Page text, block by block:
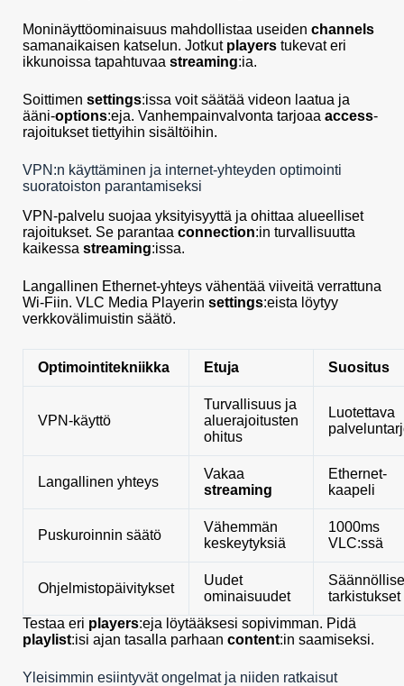
Moninäyttöominaisuus mahdollistaa useiden channels
samanaikaisen katselun. Jotkut players tukevat eri
ikkunoissa tapahtuvaa streaming:ia.
Soittimen settings:issa voit säätää videon laatua ja
ääni-options:eja. Vanhempainvalvonta tarjoaa access-
rajoitukset tiettyihin sisältöihin.
VPN:n käyttäminen ja internet-yhteyden optimointi
suoratoiston parantamiseksi
VPN-palvelu suojaa yksityisyyttä ja ohittaa alueelliset
rajoitukset. Se parantaa connection:in turvallisuutta
kaikessa streaming:issa.
Langallinen Ethernet-yhteys vähentää viiveitä verrattuna
Wi-Fiin. VLC Media Playerin settings:eista löytyy
verkkovälimuistin säätö.
Optimointitekniikka Etuja Suositus
VPN-käyttö
Turvallisuus ja
aluerajoitusten
ohitus
Luotettava
Langallinen yhteys
Vakaa
streaming
Ethernet-
kaapeli
Puskuroinnin säätö
Vähemmän
keskeytyksiä
1000ms
VLC:ssä
Ohjelmistopäivitykset
Uudet
ominaisuudet
tarkistukset
Testaa eri players:eja löytääksesi sopivimman. Pidä
playlist:isi ajan tasalla parhaan content:in saamiseksi.
Yleisimmin esiintyvät ongelmat ja niiden ratkaisut